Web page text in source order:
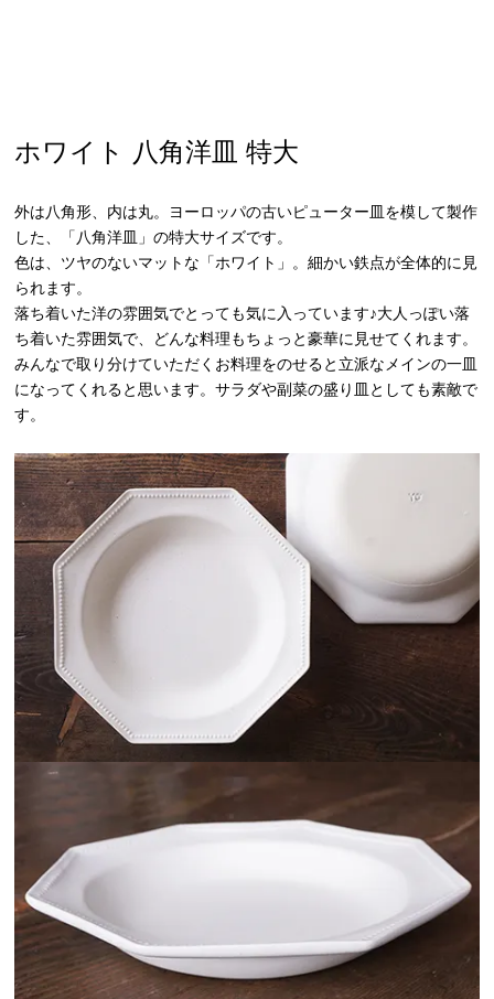
ホワイト 八角洋皿 特大
外は八角形、内は丸。ヨーロッパの古いピューター皿を模して製作
した、「八角洋皿」の特大サイズです。
色は、ツヤのないマットな「ホワイト」。細かい鉄点が全体的に見
られます。
落ち着いた洋の雰囲気でとっても気に入っています♪大人っぽい落
ち着いた雰囲気で、どんな料理もちょっと豪華に見せてくれます。
みんなで取り分けていただくお料理をのせると立派なメインの一皿
になってくれると思います。サラダや副菜の盛り皿としても素敵で
す。